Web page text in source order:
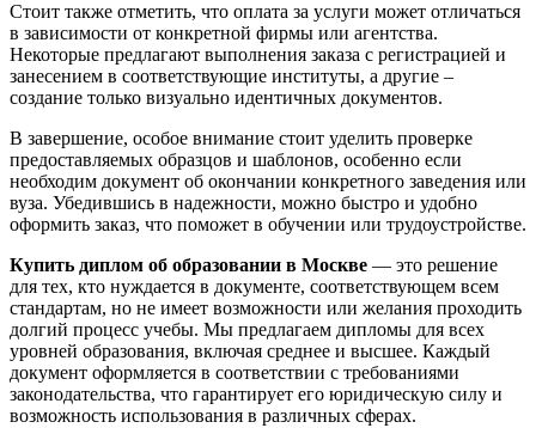
Стоит также отметить, что оплата за услуги может отличаться
в зависимости от конкретной фирмы или агентства.
Некоторые предлагают выполнения заказа с регистрацией и
занесением в соответствующие институты, а другие –
создание только визуально идентичных документов.
В завершение, особое внимание стоит уделить проверке
предоставляемых образцов и шаблонов, особенно если
необходим документ об окончании конкретного заведения или
вуза. Убедившись в надежности, можно быстро и удобно
оформить заказ, что поможет в обучении или трудоустройстве.
Купить диплом об образовании в Москве — это решение
для тех, кто нуждается в документе, соответствующем всем
стандартам, но не имеет возможности или желания проходить
долгий процесс учебы. Мы предлагаем дипломы для всех
уровней образования, включая среднее и высшее. Каждый
документ оформляется в соответствии с требованиями
законодательства, что гарантирует его юридическую силу и
возможность использования в различных сферах.